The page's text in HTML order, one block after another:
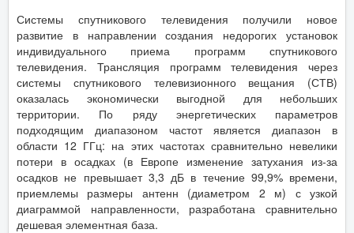
Системы спутникового телевидения получили новое
развитие в направлении создания недорогих установок
индивидуального приема программ спутникового
телевидения. Трансляция программ телевидения через
системы спутникового телевизионного вещания (СТВ)
оказалась экономически выгодной для небольших
территории. По ряду энергетических параметров
подходящим диапазоном частот является диапазон в
области 12 ГГц: на этих частотах сравнительно невелики
потери в осадках (в Европе изменение затухания из-за
осадков не превышает 3,3 дБ в течение 99,9% времени,
приемлемы размеры антенн (диаметром 2 м) с узкой
диаграммой направленности, разработана сравнительно
дешевая элементная база.